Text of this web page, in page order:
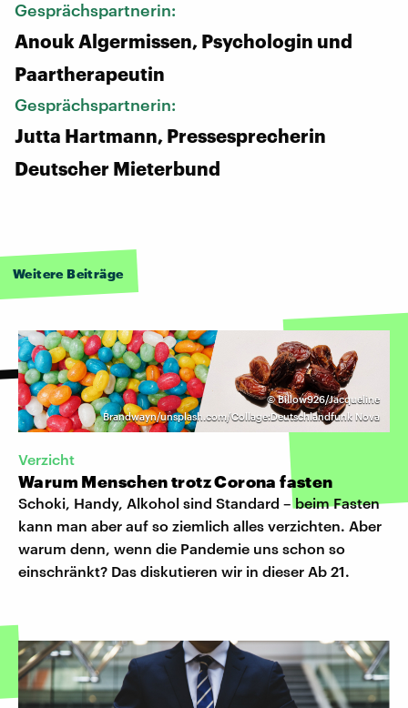
Gesprächspartnerin:
Anouk Algermissen, Psychologin und
Paartherapeutin
Gesprächspartnerin:
Jutta Hartmann, Pressesprecherin
Deutscher Mieterbund
Weitere Beiträge
©Billow926/Jacqueline
Brandwayn/unsplash.com/Collage:Deutschlandfunk Nova
Verzicht
Warum Menschen trotz Corona fasten
Schoki, Handy, Alkohol sind Standard – beim Fasten
kann man aber auf so ziemlich alles verzichten. Aber
warum denn, wenn die Pandemie uns schon so
einschränkt? Das diskutieren wir in dieser Ab 21.